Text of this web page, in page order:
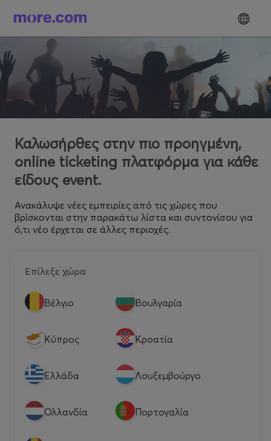
Καλωσήρθες στην πιο προηγμένη,
online ticketing πλατφόρμα για κάθε
είδους event.
Ανακάλυψε νέες εμπειρίες από τις χώρες που
βρίσκονται στην παρακάτω λίστα και συντονίσου για
ό,τι νέο έρχεται σε άλλες περιοχές.
Επίλεξε χώρα
Βέλγιο Βουλγαρία
Κύπρος Κροατία
Eλλάδα Λουξεμβούργο
Ολλανδία Πορτογαλία